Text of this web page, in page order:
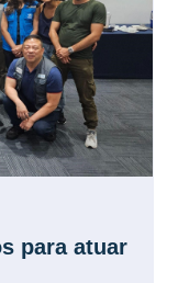
para atuar